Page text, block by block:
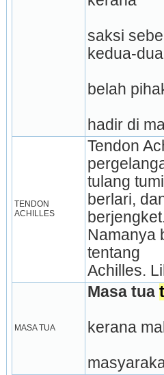
saksi
kedua-dua
belah
hadir di
TENDON
ACHILLES
Tendon
tulang
berlari,
Namanya
tentang
Achilles.
MASA TUA
Masa tua
kerana